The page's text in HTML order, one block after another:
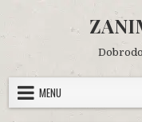
content
MENU